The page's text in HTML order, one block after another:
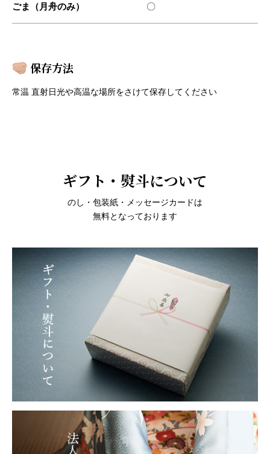
ごま（月舟のみ） 〇
保存方法
常温 直射⽇光や⾼温な場所をさけて保存してください
ギフト・熨斗について
のし・包装紙・メッセージカードは
無料となっております